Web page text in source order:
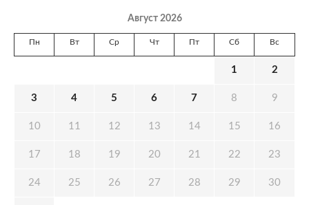
Август 2026
Пн Вт Ср Чт Пт Сб Вс
1 2
3 4 5 6 7 8 9
10 11 12 13 14 15 16
17 18 19 20 21 22 23
24 25 26 27 28 29 30